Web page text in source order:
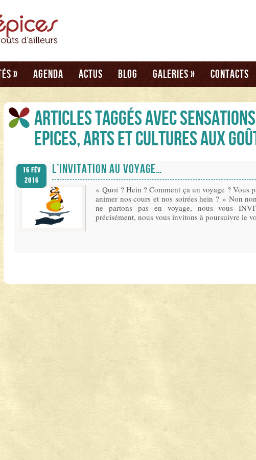
» Agenda Actus Blog Galeries » Contacts
Articles taggés avec
Epices, Arts et cultures aux
L’INVITATION AU VOYAGE…
« Quoi ? Hein ? Comment ça un voyage ? Vous
animer nos cours et nos soirées hein ? » Non
ne partons pas en voyage, nous vous
précisément, nous vous invitons à poursuivre le
16 Fév
2016